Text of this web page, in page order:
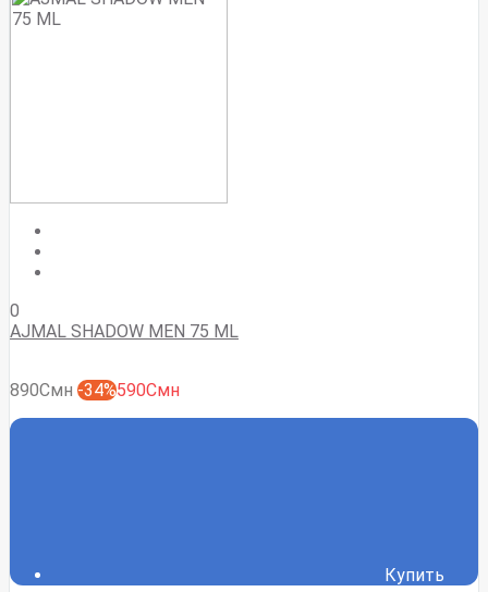
0
AJMAL SHADOW MEN 75 ML
890Смн -34%590Смн
Купить